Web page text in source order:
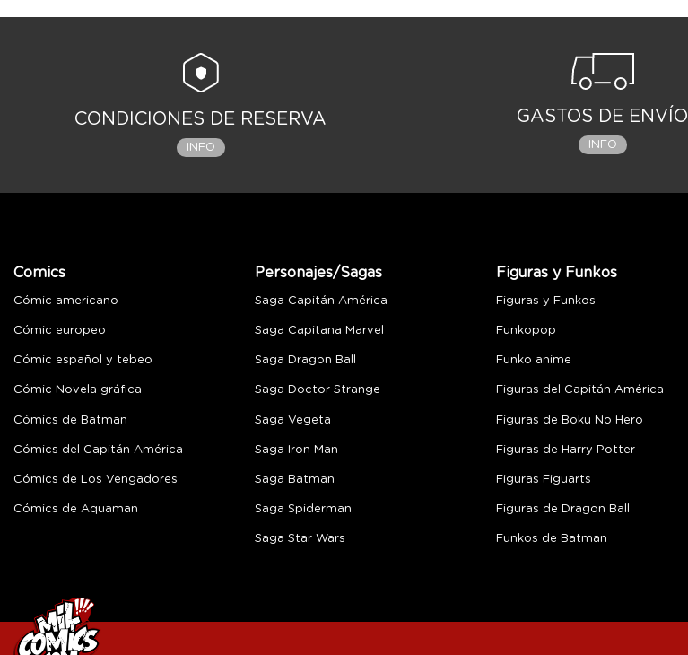
CONDICIONES DE RESERVA
INFO
GASTOS DE ENVÍO
INFO
Comics
Cómic americano
Cómic europeo
Cómic español y tebeo
Cómic Novela gráfica
Cómics de Batman
Cómics del Capitán América
Cómics de Los Vengadores
Cómics de Aquaman
Personajes/Sagas
Saga Capitán América
Saga Capitana Marvel
Saga Dragon Ball
Saga Doctor Strange
Saga Vegeta
Saga Iron Man
Saga Batman
Saga Spiderman
Saga Star Wars
Figuras y Funkos
Figuras y Funkos
Funkopop
Funko anime
Figuras del Capitán América
Figuras de Boku No Hero
Figuras de Harry Potter
Figuras Figuarts
Figuras de Dragon Ball
Funkos de Batman